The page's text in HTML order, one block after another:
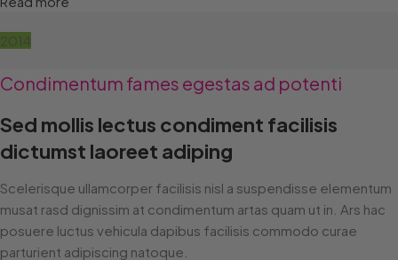
2014
Condimentum fames egestas ad potenti
Sed mollis lectus condiment facilisis
dictumst laoreet adiping
Scelerisque ullamcorper facilisis nisl a suspendisse elementum
musat rasd dignissim at condimentum artas quam ut in. Ars hac
posuere luctus vehicula dapibus facilisis commodo curae
parturient adipiscing natoque.